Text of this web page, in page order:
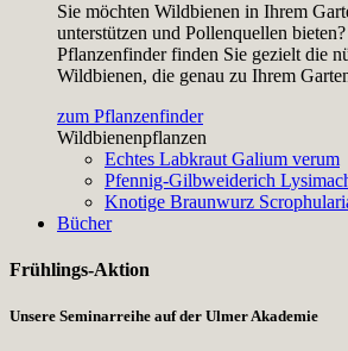
Sie möchten Wildbienen in Ihrem
unterstützen und Pollenquellen
Pflanzenfinder finden Sie gezielt die
Wildbienen, die genau zu Ihrem
zum Pflanzenfinder
Wildbienenpflanzen
Echtes Labkraut Galium verum
Pfennig-Gilbweiderich
Knotige Braunwurz
Bücher
Frühlings-Aktion
Unsere Seminarreihe auf der Ulmer Akademie